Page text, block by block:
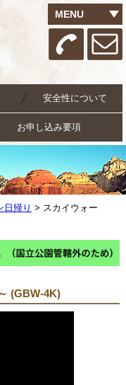
MENU
安全性について
お申し込み要項
日帰り > スカイウォー
(GBW-4K)